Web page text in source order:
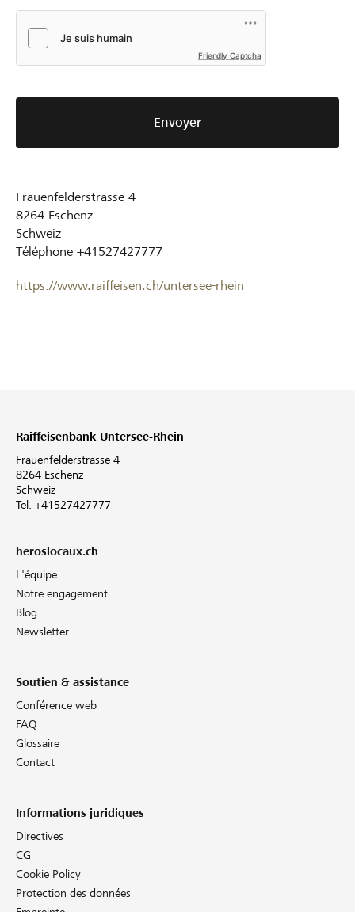
Friendly Captcha
Envoyer
Frauenfelderstrasse 4
8264 Eschenz
Schweiz
Téléphone +41527427777
https://www.raiffeisen.ch/untersee-rhein
Raiffeisenbank Untersee-Rhein
Frauenfelderstrasse 4
8264 Eschenz
Schweiz
Tel. +41527427777
heroslocaux.ch
L'équipe
Notre engagement
Blog
Newsletter
Soutien & assistance
Conférence web
FAQ
Glossaire
Contact
Informations juridiques
Directives
CG
Cookie Policy
Protection des données